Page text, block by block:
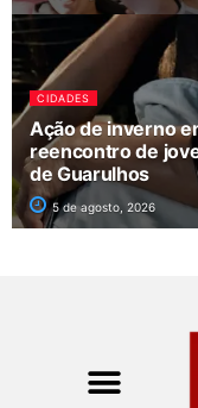
CIDADES
Ação de inverno
reencontro de
de Guarulhos
5 de agosto, 2026